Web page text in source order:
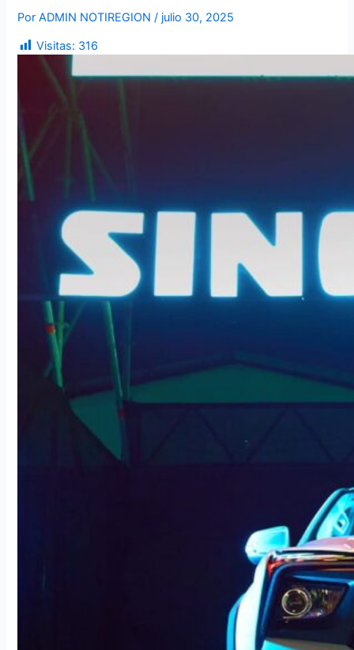
PorADMIN NOTIREGION/ julio 30, 2025
Visitas: 316